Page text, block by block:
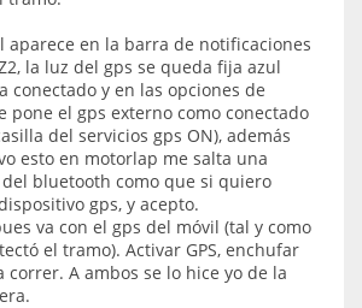
aparece en la barra de notificaciones
la luz del gps se queda fija azul
conectado y en las opciones de
pone el gps externo como conectado
del servicios gps ON), además
esto en motorlap me salta una
bluetooth como que si quiero
gps, y acepto.
va con el gps del móvil (tal y como
el tramo). Activar GPS, enchufar
correr. A ambos se lo hice yo de la